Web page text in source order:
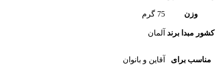
وزن 75 گرم
کشور مبدا برند آلمان
مناسب برای آقاین و بانوان